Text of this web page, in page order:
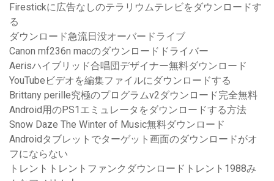
Firestickに広告なしのテラリウムテレビをダウンロードす
る
ダウンロード急流日没オーバードライブ
Canon mf236n macのダウンロードドライバー
Aerisハイブリッド合唱団デザイナー無料ダウンロード
YouTubeビデオを編集ファイルにダウンロードする
Brittany perille究極のプログラムv2ダウンロード完全無料
Android用のPS1エミュレータをダウンロードする方法
Snow Daze The Winter of Music無料ダウンロード
Androidタブレットでターゲット画面のダウンロードがオ
フにならない
トレントトレントファンクダウンロードトレント1988み